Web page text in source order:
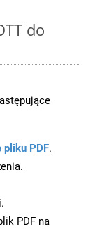
do
pliku PDF.
PDF na